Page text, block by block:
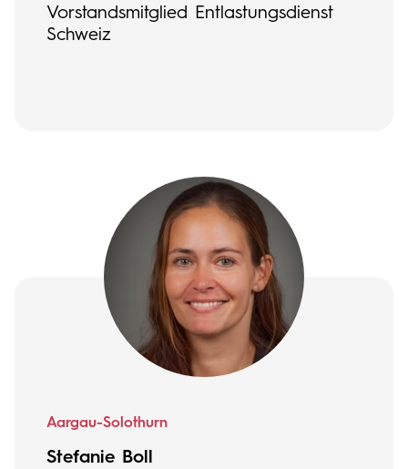
Vorstandsmitglied Entlastungsdienst
Schweiz
Aargau-Solothurn
Stefanie Boll